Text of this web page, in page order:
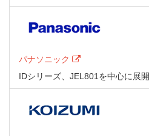
パナソニック
IDシリーズ、JEL801を中心に展開